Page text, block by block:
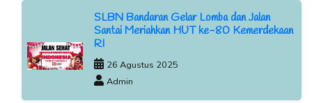
SLBN Bandaran Gelar Lomba dan Jalan
Santai Meriahkan HUT ke-80 Kemerdekaan
RI
26 Agustus 2025
Admin